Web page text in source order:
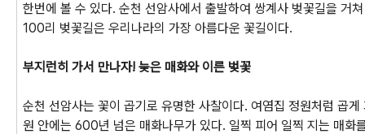
한번에 볼 수 있다. 순천 선암사에서 출발하여 쌍계사 벚꽃길을 거
100리 벚꽃길은 우리나라의 가장 아름다운 꽃길이다.
부지런히 가서 만나자! 늦은 매화와 이른 벚꽃
순천 선암사는 꽃이 곱기로 유명한 사찰이다. 여염집 정원처럼 곱게
원 안에는 600년 넘은 매화나무가 있다. 일찍 피어 일찍 지는 매화